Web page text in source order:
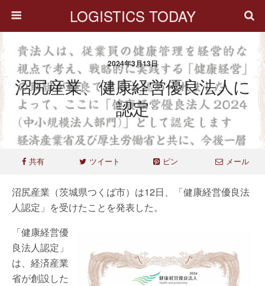
LOGISTICS TODAY
2024年3月13日
沼尻産業、健康経営優良法人に
認定
共有 ツイート ピン メール
沼尻産業（茨城県つくば市）は12日、「健康経営優良法
人認定」を受けたことを発表した。
「健康経営優
良法人認定」
は、経済産業
省が創設した